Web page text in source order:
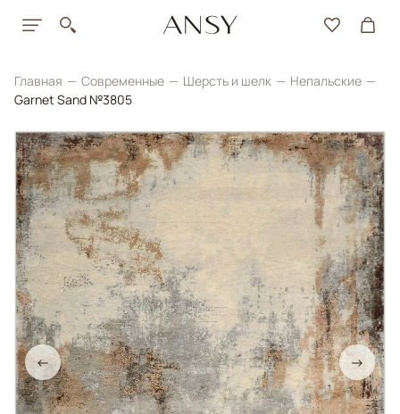
Главная Современные Шерсть и шелк
Непальские
Garnet Sand №3805
← →